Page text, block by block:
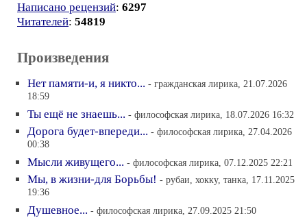
Написано рецензий: 6297
Читателей: 54819
Произведения
Нет памяти-и, я никто... - гражданская лирика, 21.07.2026
18:59
Ты ещё не знаешь... - философская лирика, 18.07.2026 16:32
Дорога будет-впереди... - философская лирика, 27.04.2026
00:38
Мысли живущего... - философская лирика, 07.12.2025 22:21
Мы, в жизни-для Борьбы! - рубаи, хокку, танка, 17.11.2025
19:36
Душевное... - философская лирика, 27.09.2025 21:50